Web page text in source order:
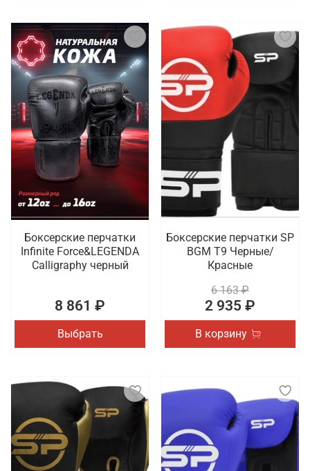
Боксерские перчатки
Infinite Force&LEGENDA
Calligraphy черный
8 861 ₽
Выбрать
Боксерские перчатки SP
BGM T9 Черные/
Красные
6 163 ₽
2 935 ₽
В корзину